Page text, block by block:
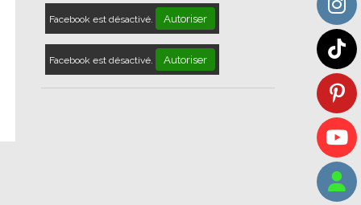
Facebook est désactivé. Autoriser
Facebook est désactivé. Autoriser